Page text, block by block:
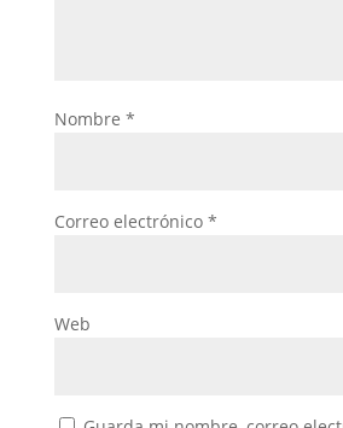
Nombre *
Correo electrónico *
Web